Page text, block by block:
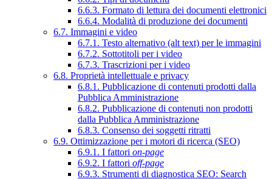
6.6.3. Formato di lettura dei documenti elettronici
6.6.4. Modalità di produzione dei documenti
6.7. Immagini e video
6.7.1. Testo alternativo (alt text) per le immagini
6.7.2. Sottotitoli per i video
6.7.3. Trascrizioni per i video
6.8. Proprietà intellettuale e privacy
6.8.1. Pubblicazione di contenuti prodotti dalla
Pubblica Amministrazione
6.8.2. Pubblicazione di contenuti non prodotti
dalla Pubblica Amministrazione
6.8.3. Consenso dei soggetti ritratti
6.9. Ottimizzazione per i motori di ricerca (SEO)
6.9.1. I fattori on-page
6.9.2. I fattori off-page
6.9.3. Strumenti di diagnostica SEO: Search